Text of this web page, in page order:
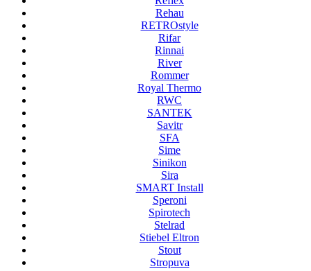
Rehau
RETROstyle
Rifar
Rinnai
River
Rommer
Royal Thermo
RWC
SANTEK
Savitr
SFA
Sime
Sinikon
Sira
SMART Install
Speroni
Spirotech
Stelrad
Stiebel Eltron
Stout
Stropuva